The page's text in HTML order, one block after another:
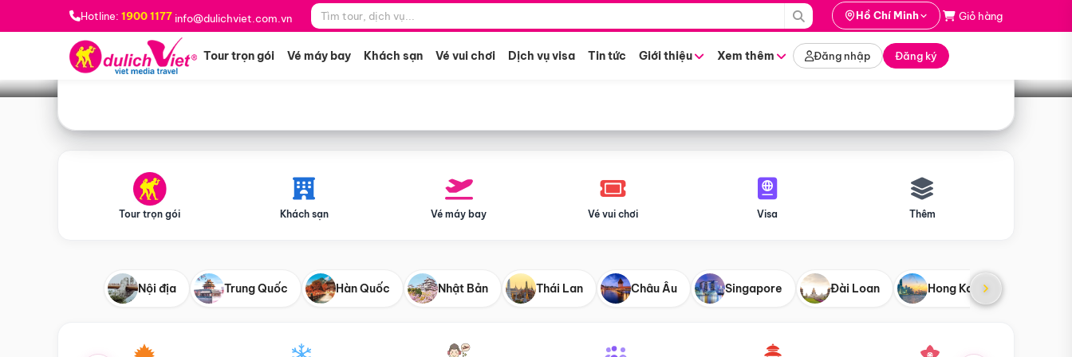
Hotline: 1900 1177 info@dulichviet.com.vn Hồ Chí Minh Giỏ hàng
Tour trọn gói Vé máy bay Khách sạn Vé vui chơi Dịch vụ visa Tin tức Giới thiệu Xem thêm Đăng nhập Đăng ký
Bạn muốn đi đâu? *
Tìm tour
Tour trọn gói Khách sạn Vé máy bay Vé vui chơi Visa Thêm
Nội địa Trung Quốc Hàn Quốc Nhật Bản Thái Lan Châu Âu Singapore Đài Loan Hong Kong